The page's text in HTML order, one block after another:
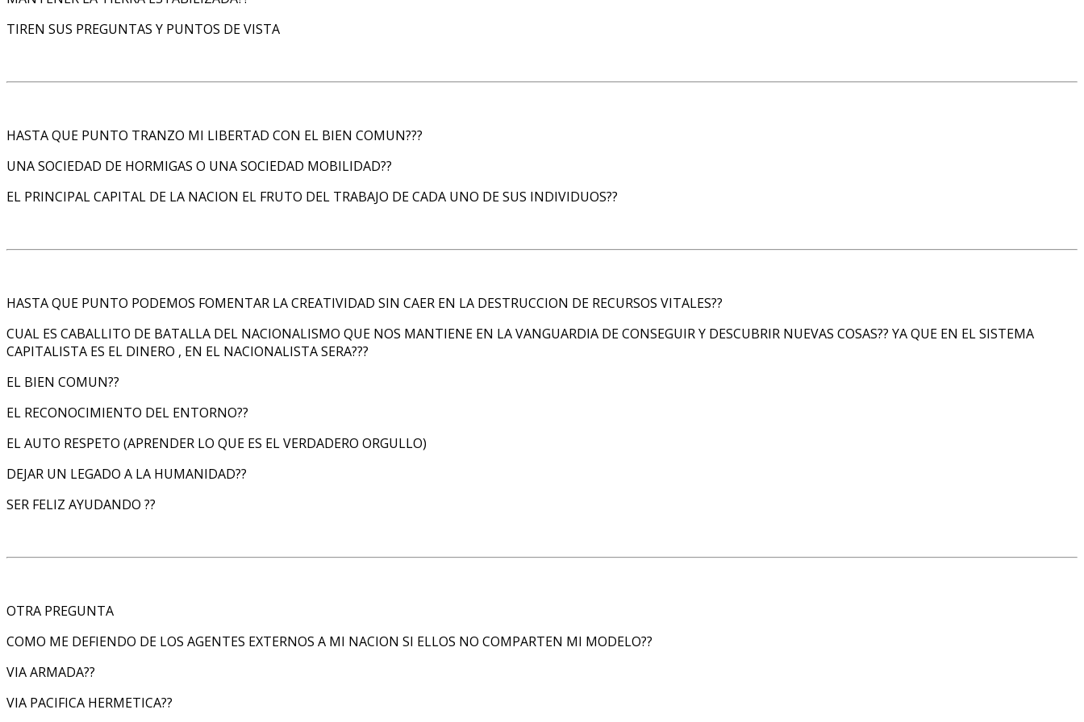
TIREN SUS PREGUNTAS Y PUNTOS DE VISTA
HASTA QUE PUNTO TRANZO MI LIBERTAD CON EL BIEN COMUN???
UNA SOCIEDAD DE HORMIGAS O UNA SOCIEDAD MOBILIDAD??
EL PRINCIPAL CAPITAL DE LA NACION EL FRUTO DEL TRABAJO DE CADA UNO DE SUS INDIVIDUOS??
HASTA QUE PUNTO PODEMOS FOMENTAR LA CREATIVIDAD SIN CAER EN LA DESTRUCCION DE RECURSOS VITALES??
CUAL ES CABALLITO DE BATALLA DEL NACIONALISMO QUE NOS MANTIENE EN LA VANGUARDIA DE CONSEGUIR Y DESCUBRIR NUEVAS COSAS?? YA QUE EN EL SISTEMA
CAPITALISTA ES EL DINERO , EN EL NACIONALISTA SERA???
EL BIEN COMUN??
EL RECONOCIMIENTO DEL ENTORNO??
EL AUTO RESPETO (APRENDER LO QUE ES EL VERDADERO ORGULLO)
DEJAR UN LEGADO A LA HUMANIDAD??
SER FELIZ AYUDANDO ??
OTRA PREGUNTA
COMO ME DEFIENDO DE LOS AGENTES EXTERNOS A MI NACION SI ELLOS NO COMPARTEN MI MODELO??
VIA ARMADA??
VIA PACIFICA HERMETICA??